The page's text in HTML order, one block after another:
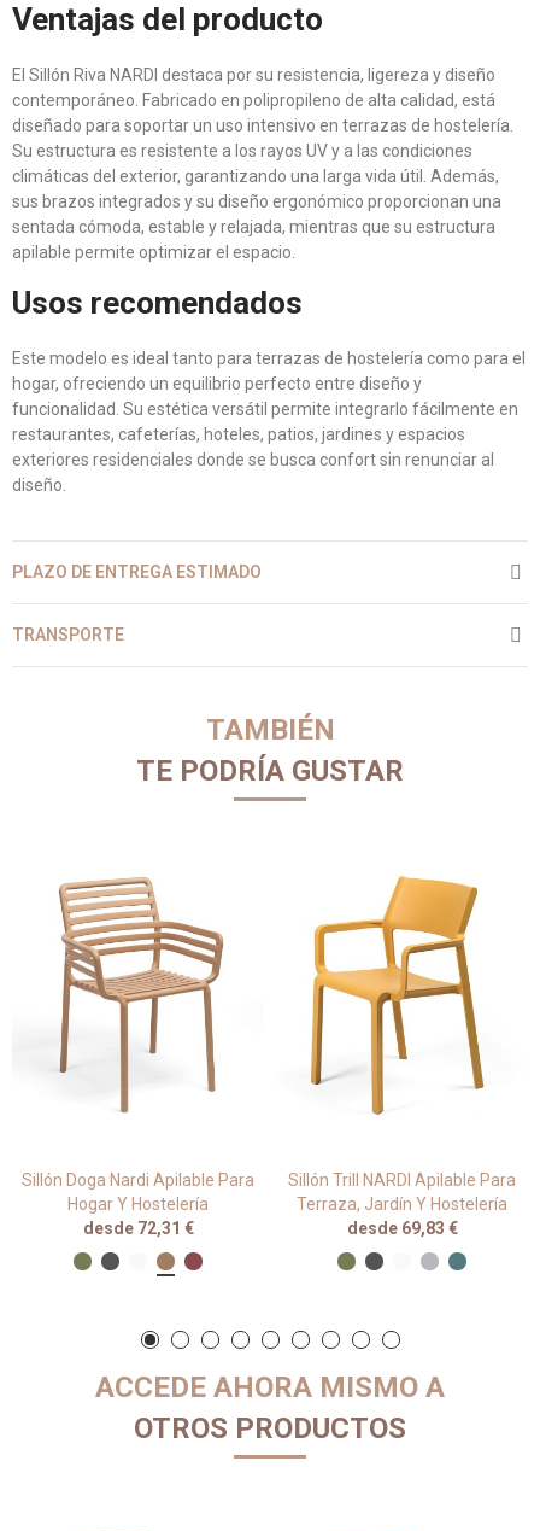
Ventajas del producto
El Sillón Riva NARDI destaca por su resistencia, ligereza y diseño
contemporáneo. Fabricado en polipropileno de alta calidad, está
diseñado para soportar un uso intensivo en terrazas de hostelería.
Su estructura es resistente a los rayos UV y a las condiciones
climáticas del exterior, garantizando una larga vida útil. Además,
sus brazos integrados y su diseño ergonómico proporcionan una
sentada cómoda, estable y relajada, mientras que su estructura
apilable permite optimizar el espacio.
Usos recomendados
Este modelo es ideal tanto para terrazas de hostelería como para el
hogar, ofreciendo un equilibrio perfecto entre diseño y
funcionalidad. Su estética versátil permite integrarlo fácilmente en
restaurantes, cafeterías, hoteles, patios, jardines y espacios
exteriores residenciales donde se busca confort sin renunciar al
diseño.
PLAZO DE ENTREGA ESTIMADO
TRANSPORTE
TAMBIÉN
TE PODRÍA GUSTAR
Sillón Doga Nardi Apilable Para
Hogar Y Hostelería
desde 72,31 €
Sillón Trill NARDI Apilable Para
Terraza, Jardín Y Hostelería
desde 69,83 €
ACCEDE AHORA MISMO A
OTROS PRODUCTOS